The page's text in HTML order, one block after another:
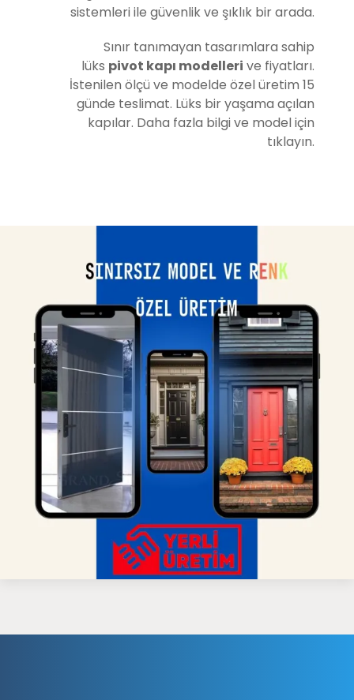
sistemleri ile güvenlik ve şıklık bir arada.
Sınır tanımayan tasarımlara sahip
lüks pivot kapı modelleri ve fiyatları.
İstenilen ölçü ve modelde özel üretim 15
günde teslimat. Lüks bir yaşama açılan
kapılar. Daha fazla bilgi ve model için
tıklayın.